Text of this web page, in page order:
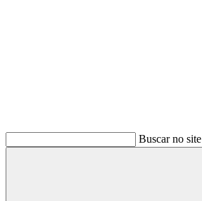
Buscar no site